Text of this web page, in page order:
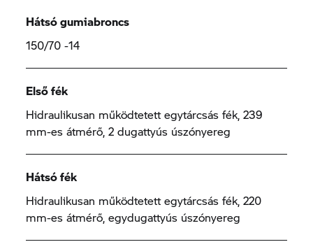
Hátsó gumiabroncs
150/70 -14
Első fék
Hidraulikusan működtetett egytárcsás fék, 239
mm-es átmérő, 2 dugattyús úszónyereg
Hátsó fék
Hidraulikusan működtetett egytárcsás fék, 220
mm-es átmérő, egydugattyús úszónyereg